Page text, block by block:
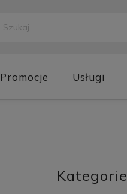
Promocje Usługi
Kategorie